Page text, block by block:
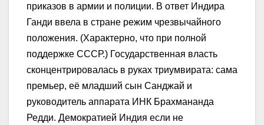
приказов в армии и полиции. В ответ Индира
Ганди ввела в стране режим чрезвычайного
положения. (Характерно, что при полной
поддержке СССР.) Государственная власть
сконцентрировалась в руках триумвирата: сама
премьер, её младший сын Санджай и
руководитель аппарата ИНК Брахмананда
Редди. Демократией Индия если не